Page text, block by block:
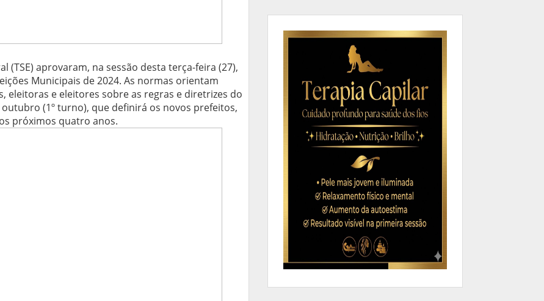
aprovaram, na sessão desta terça-feira (27),
Municipais de 2024. As normas orientam
eleitoras e eleitores sobre as regras e diretrizes do
(1º turno), que definirá os novos prefeitos,
próximos quatro anos.